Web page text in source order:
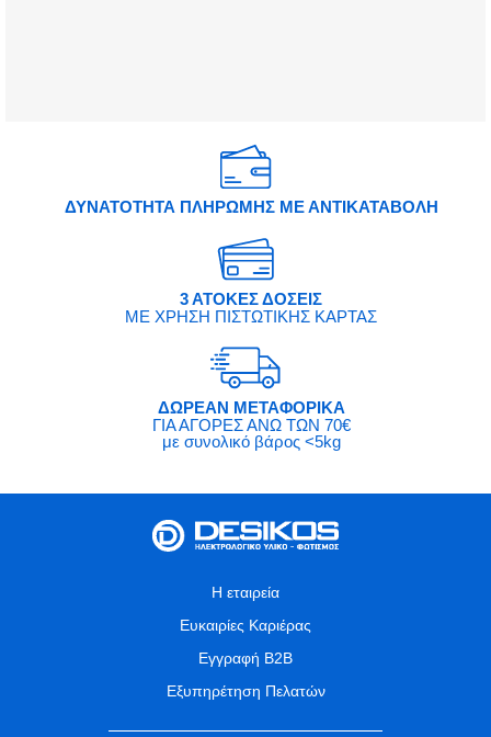
ΔΥΝΑΤΟΤΗΤΑ ΠΛΗΡΩΜΗΣ ΜΕ ΑΝΤΙΚΑΤΑΒΟΛΗ
3 ΑΤΟΚΕΣ ΔΟΣΕΙΣ
ΜΕ ΧΡΗΣΗ ΠΙΣΤΩΤΙΚΗΣ ΚΑΡΤΑΣ
ΔΩΡΕΑΝ ΜΕΤΑΦΟΡΙΚΑ
ΓΙΑ ΑΓΟΡΕΣ ΑΝΩ ΤΩΝ 70€
με συνολικό βάρος <5kg
Η εταιρεία
Ευκαιρίες Καριέρας
Εγγραφή B2B
Εξυπηρέτηση Πελατών